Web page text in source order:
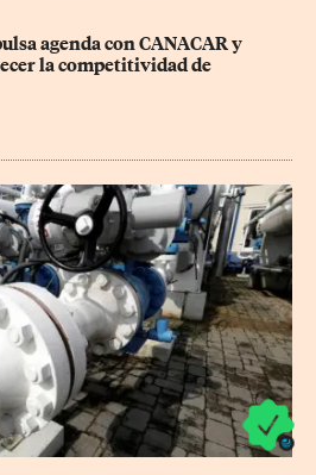
agenda con CANACAR y
la competitividad de